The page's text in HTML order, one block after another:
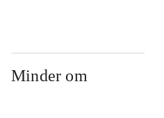
Minder om